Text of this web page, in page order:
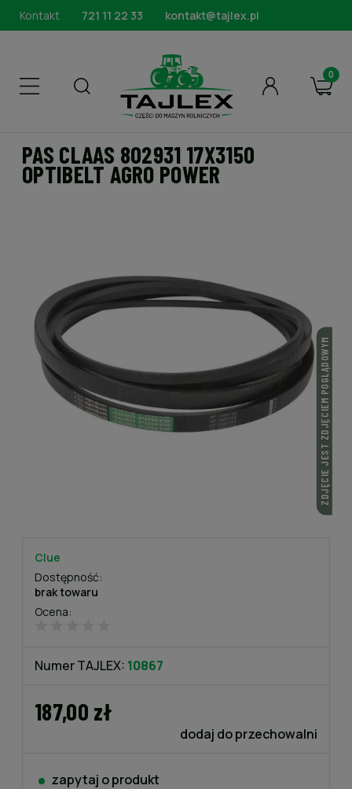
Kontakt 721 11 22 33 kontakt@tajlex.pl
PAS CLAAS 802931 17X3150
OPTIBELT AGRO POWER
ZDJĘCIE JEST ZDJĘCIEM POGLĄDOWYM
Ocena:
Clue
Dostępność:
brak towaru
Numer TAJLEX: 10867
187,00 zł
dodaj do przechowalni
zapytaj o produkt